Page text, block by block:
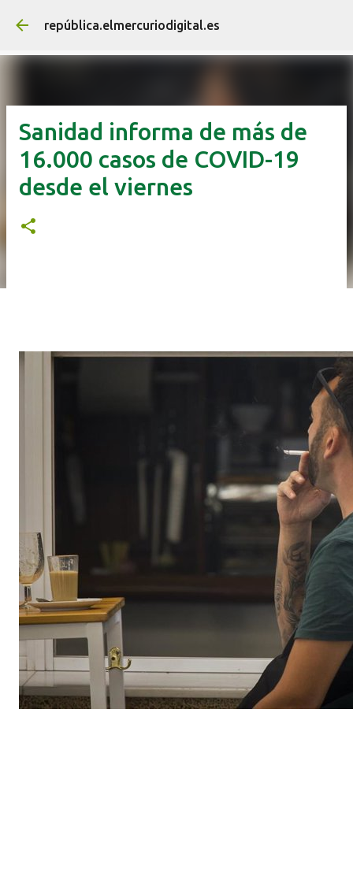
Ir al contenido principal
república.elmercuriodigital.es
Sanidad informa de más de
16.000 casos de COVID-19
desde el viernes